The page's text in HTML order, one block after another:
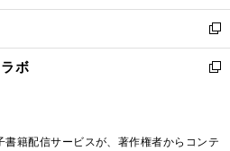
開
く
ウ
で
開
く
ン
ド
ウ
で
ウ
ィ
ン
ド
く
新
し
い
ド
ボ
新
ィ
籍配信サービスが、著作権者からコンテ